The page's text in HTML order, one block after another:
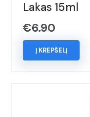
Lakas 15ml
€6.90
Į KREPŠELĮ